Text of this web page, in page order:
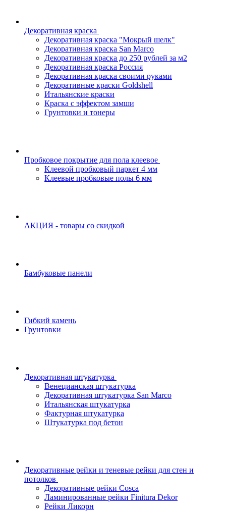
Декоративная краска
Декоративная краска "Мокрый шелк"
Декоративная краска San Marco
Декоративная краска до 250 рублей за м2
Декоративная краска Россия
Декоративная краска своими руками
Декоративные краски Goldshell
Итальянские краски
Краска с эффектом замши
Грунтовки и тонеры
Пробковое покрытие для пола клеевое
Клеевой пробковый паркет 4 мм
Клеевые пробковые полы 6 мм
АКЦИЯ - товары со скидкой
Бамбуковые панели
Гибкий камень
Грунтовки
Декоративная штукатурка
Венецианская штукатурка
Декоративная штукатурка San Marco
Итальянская штукатурка
Фактурная штукатурка
Штукатурка под бетон
Декоративные рейки и теневые рейки для стен и
потолков
Декоративные рейки Cosca
Ламинированные рейки Finitura Dekor
Рейки Ликорн